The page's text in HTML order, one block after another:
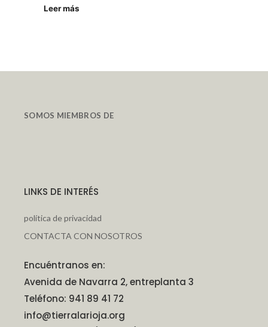
Leer más
SOMOS MIEMBROS DE
LINKS DE INTERÉS
política de privacidad
CONTACTA CON NOSOTROS
Encuéntranos en:
Avenida de Navarra 2, entreplanta 3
Teléfono: 941 89 41 72
info@tierralarioja.org